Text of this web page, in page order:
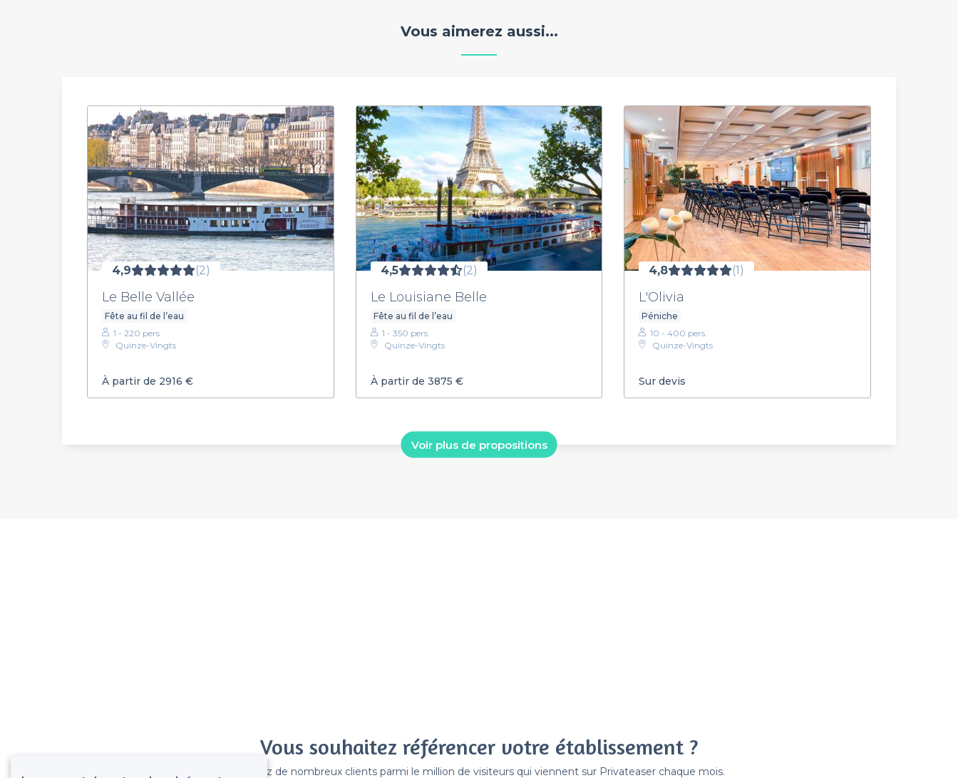
Vous aimerez aussi...
4,9 (2)
Le Belle Vallée
Fête au fil de l’eau
1 - 220 pers.
Quinze-Vingts
À partir de 2916 €
4,5 (2)
Le Louisiane Belle
Fête au fil de l’eau
1 - 350 pers.
Quinze-Vingts
À partir de 3875 €
4,8 (1)
L'Olivia
Péniche
10 - 400 pers.
Quinze-Vingts
Sur devis
Voir plus de propositions
Vous souhaitez référencer votre établissement ?
Gagnez de nombreux clients parmi le million de visiteurs qui viennent sur Privateaser chaque mois.